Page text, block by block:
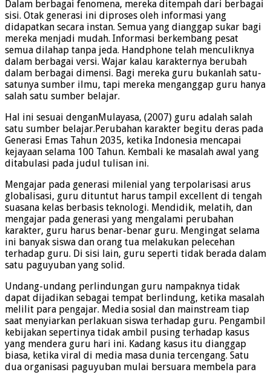
Dalam berbagai fenomena, mereka ditempah dari berbagai
sisi. Otak generasi ini diproses oleh informasi yang
didapatkan secara instan. Semua yang dianggap sukar bagi
mereka menjadi mudah. Informasi berkembang pesat
semua dilahap tanpa jeda. Handphone telah menculiknya
dalam berbagai versi. Wajar kalau karakternya berubah
dalam berbagai dimensi. Bagi mereka guru bukanlah satu-
satunya sumber ilmu, tapi mereka menganggap guru hanya
salah satu sumber belajar.
Hal ini sesuai denganMulayasa, (2007) guru adalah salah
satu sumber belajar.Perubahan karakter begitu deras pada
Generasi Emas Tahun 2035, ketika Indonesia mencapai
kejayaan selama 100 Tahun. Kembali ke masalah awal yang
ditabulasi pada judul tulisan ini.
Mengajar pada generasi milenial yang terpolarisasi arus
globalisasi, guru dituntut harus tampil excellent di tengah
suasana kelas berbasis teknologi. Mendidik, melatih, dan
mengajar pada generasi yang mengalami perubahan
karakter, guru harus benar-benar guru. Mengingat selama
ini banyak siswa dan orang tua melakukan pelecehan
terhadap guru. Di sisi lain, guru seperti tidak berada dalam
satu paguyuban yang solid.
Undang-undang perlindungan guru nampaknya tidak
dapat dijadikan sebagai tempat berlindung, ketika masalah
melilit para pengajar. Media sosial dan mainstream tiap
saat menyiarkan perlakuan siswa terhadap guru. Pengambil
kebijakan sepertinya tidak ambil pusing terhadap kasus
yang mendera guru hari ini. Kadang kasus itu dianggap
biasa, ketika viral di media masa dunia tercengang. Satu
dua organisasi paguyuban mulai bersuara membela para